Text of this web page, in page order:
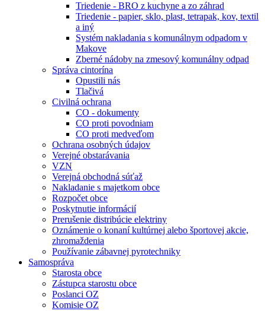
Triedenie - BRO z kuchyne a zo záhrad
Triedenie - papier, sklo, plast, tetrapak, kov, textil
a iný
Systém nakladania s komunálnym odpadom v
Makove
Zberné nádoby na zmesový komunálny odpad
Správa cintorína
Opustili nás
Tlačivá
Civilná ochrana
CO - dokumenty
CO proti povodniam
CO proti medveďom
Ochrana osobných údajov
Verejné obstarávania
VZN
Verejná obchodná súťaž
Nakladanie s majetkom obce
Rozpočet obce
Poskytnutie informácií
Prerušenie distribúcie elektriny
Oznámenie o konaní kultúrnej alebo športovej akcie,
zhromaždenia
Používanie zábavnej pyrotechniky
Samospráva
Starosta obce
Zástupca starostu obce
Poslanci OZ
Komisie OZ